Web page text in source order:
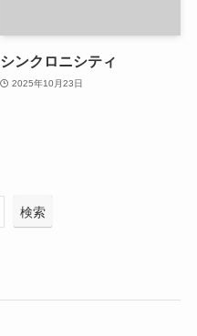
シンクロニシティ
2025年10月23日
検索